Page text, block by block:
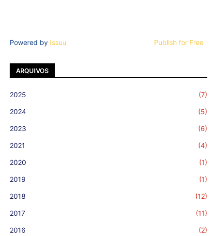
Powered by Issuu Publish for Free
ARQUIVOS
2025 (7)
2024 (5)
2023 (6)
2021 (4)
2020 (1)
2019 (1)
2018 (12)
2017 (11)
2016 (2)